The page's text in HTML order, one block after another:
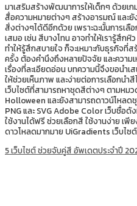
มาเสริมสร้างพัฒนาการให้เด็กๆ ด้วยเ
สื่อความหมายต่างๆ สร้างอารมณ์ และ
สิ่งต่างๆได้ดีอีกด้วย เพราะฉะนั้นการเ
เสมอ เช่น สีบางโทน อาจทำให้เรารู้สึกหิ
ทำให้รู้สึกสบายใจ ก็จะเหมาะกับธุรกิจที่
ครั้ง ต้องคำนึงถึงหลายปัจจัย และความเ
เรื่องที่ละเอียดอ่อน บทความนี้จึงขอนำ
ให้ช่วยเห็นภาพ และง่ายต่อการเลือกนำ
เว็บไซต์ที่สามารถหาชุดสีต่างๆ ตามห
Holloween และยังสามารถดาวน์โหลด
PNG และ SVG Adobe Color เว็บชื่อ
ใช้งานได้ฟรี ช่วยเลือกสี ใช้งานง่าย เพี
ดาวโหลดมากมาย UiGradients เว็บไซ
5 เว็บไซต์ ช่วยจับคู่สี อัพเดตประจำปี